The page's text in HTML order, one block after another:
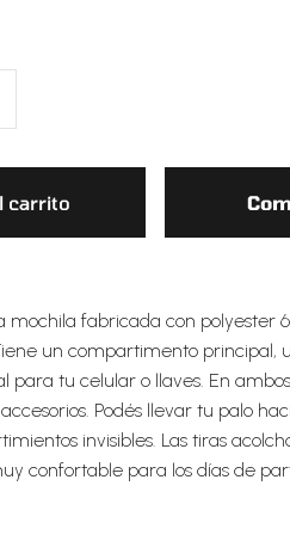
carrito
mochila fabricada con polyester
un compartimento principal,
para tu celular o llaves. En
Podés llevar tu palo
invisibles. Las tiras
confortable para los días de